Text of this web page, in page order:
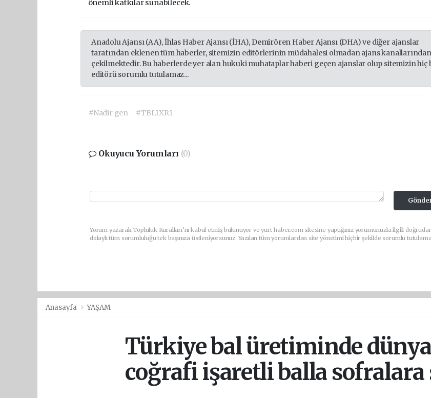
önemli katkılar sunabilecek.
Anadolu Ajansı (AA), İhlas Haber Ajansı (İHA), Demirören Haber Ajansı (DHA) ve diğer ajanslar
tarafından eklenen tüm haberler, sitemizin editörlerinin müdahalesi olmadan ajans kanallarından
çekilmektedir. Bu haberlerde yer alan hukuki muhataplar haberi geçen ajanslar olup sitemizin hiç
editörü sorumlu tutulamaz...
#Nadir gen #TBL1XR1
Okuyucu Yorumları (0)
Yorum yazarak Topluluk Kuralları’nı kabul etmiş bulunuyor ve yurt-haber.com sitesine yaptığınız yorumunuzla ilgili
dolaylı tüm sorumluluğu tek başınıza üstleniyorsunuz. Yazılan tüm yorumlardan site yönetimi hiçbir şekilde sorumlu
Anasayfa YAŞAM
Türkiye bal üretiminde dünya
coğrafi işaretli balla sofralara